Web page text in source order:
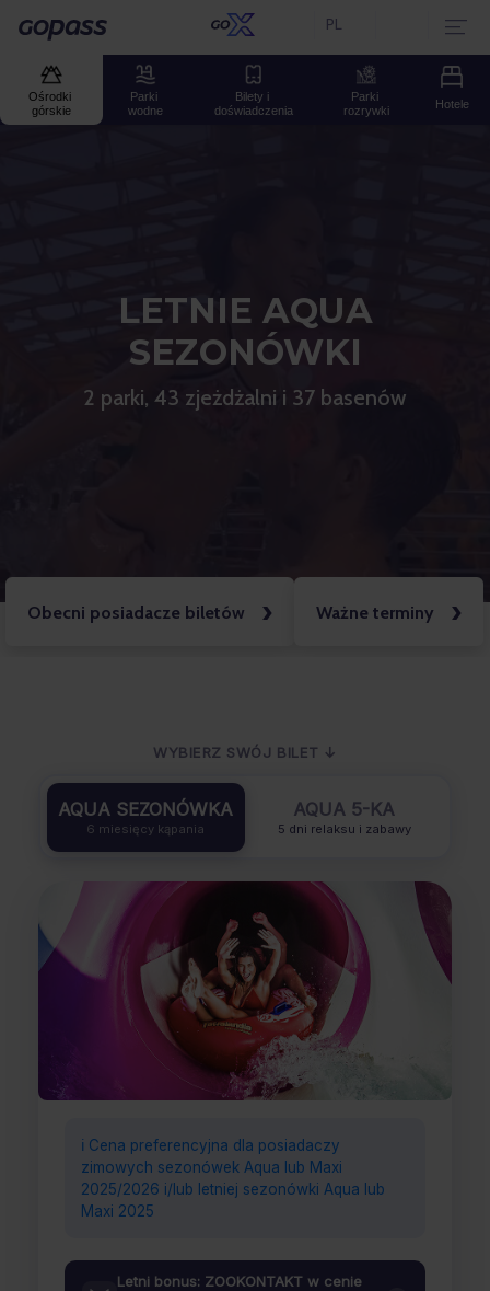
Gopass
PL
Ośrodki
górskie
Parki
wodne
Bilety i
doświadczenia
Parki
rozrywki
Hotele
LETNIE AQUA
SEZONÓWKI
2 parki, 43 zjeżdżalni i 37 basenów
Obecni posiadacze biletów Ważne terminy
WYBIERZ SWÓJ BILET ↓
AQUA SEZONÓWKA
6 miesięcy kąpania
AQUA 5-KA
5 dni relaksu i zabawy
2 OPCJE CENOWE
AQUA SEZONÓWKA
Nawet 199 dni zabawy i relaksu w parkach
ℹ️ Cena preferencyjna dla posiadaczy
zimowych sezonówek Aqua lub Maxi
2025/2026 i/lub letniej sezonówki Aqua lub
Maxi 2025
Letni bonus: ZOOKONTAKT w cenie